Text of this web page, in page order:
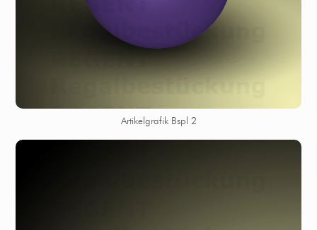
Artikelgrafik Bspl 2